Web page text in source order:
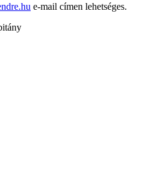
e-mail címen lehetséges.